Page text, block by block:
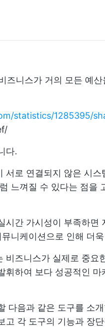
즈니스가 거의 모든 예
statistics/1285395/
다.
서로 연결되지 않은 시
느껴질 수 있다는 점을
시간 가시성이 부족하면
니케이션으로 인해 더
비즈니스가 실제로 중요
휘하여 보다 성공적인
다음과 같은 도구를 소
고 각 도구의 기능과 장